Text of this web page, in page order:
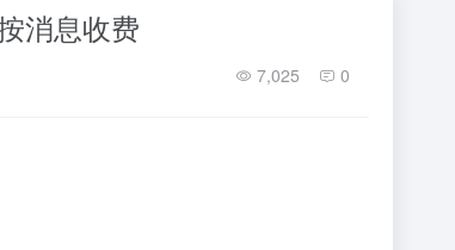
消息收费
7,025 0